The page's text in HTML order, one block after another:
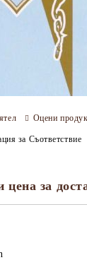
Оцени
за Съответствие
цена за